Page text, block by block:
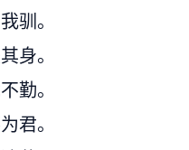
驯。
身。
勤。
君。